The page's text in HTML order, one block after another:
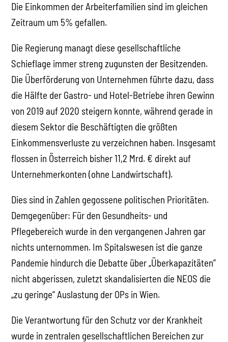
Die Einkommen der Arbeiterfamilien sind im gleichen
Zeitraum um 5% gefallen.
Die Regierung managt diese gesellschaftliche
Schieflage immer streng zugunsten der Besitzenden.
Die Überförderung von Unternehmen führte dazu, dass
die Hälfte der Gastro- und Hotel-Betriebe ihren Gewinn
von 2019 auf 2020 steigern konnte, während gerade in
diesem Sektor die Beschäftigten die größten
Einkommensverluste zu verzeichnen haben. Insgesamt
flossen in Österreich bisher 11,2 Mrd. € direkt auf
Unternehmerkonten (ohne Landwirtschaft).
Dies sind in Zahlen gegossene politischen Prioritäten.
Demgegenüber: Für den Gesundheits- und
Pflegebereich wurde in den vergangenen Jahren gar
nichts unternommen. Im Spitalswesen ist die ganze
Pandemie hindurch die Debatte über „Überkapazitäten”
nicht abgerissen, zuletzt skandalisierten die NEOS die
„zu geringe“ Auslastung der OPs in Wien.
Die Verantwortung für den Schutz vor der Krankheit
wurde in zentralen gesellschaftlichen Bereichen zur